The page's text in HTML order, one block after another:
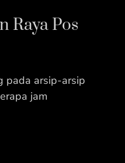
Raya Pos
pada arsip-arsip
jam